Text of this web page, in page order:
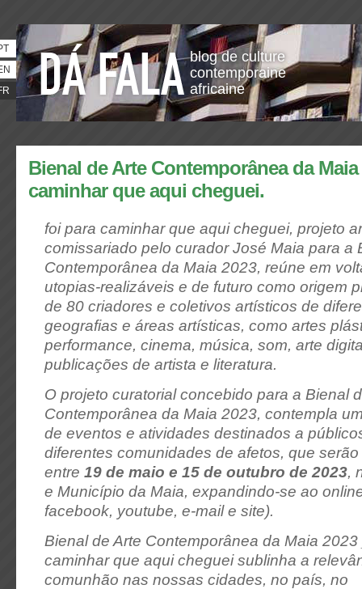
blog de culture
contemporaine
africaine
Bienal de Arte Contemporânea da
caminhar que aqui cheguei.
foi para caminhar que aqui cheguei, projeto
comissariado pelo curador José Maia para a
Contemporânea da Maia 2023, reúne em
utopias-realizáveis e de futuro como origem
de 80 criadores e coletivos artísticos de
geografias e áreas artísticas, como artes
performance, cinema, música, som, arte
publicações de artista e literatura.
O projeto curatorial concebido para a Bienal
Contemporânea da Maia 2023, contempla
de eventos e atividades destinados a
diferentes comunidades de afetos, que
entre 19 de maio e 15 de outubro de 2023,
e Município da Maia, expandindo-se ao
facebook, youtube, e-mail e site).
Bienal de Arte Contemporânea da Maia
caminhar que aqui chegueisublinha a
comunhão nas nossas cidades, no país, no